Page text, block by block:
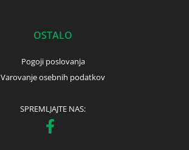
OSTALO
Pogoji poslovanja
Varovanje osebnih podatkov
SPREMLJAJTE NAS: